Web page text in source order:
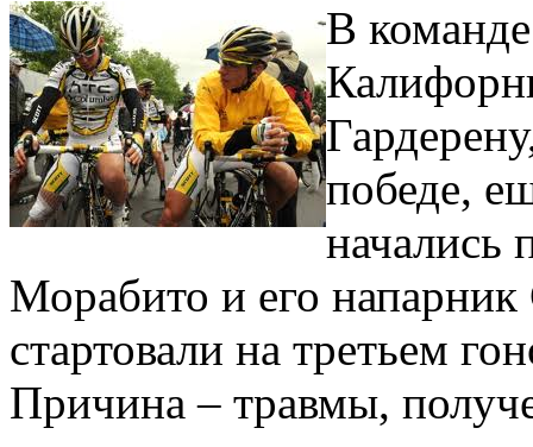
В
победе,
начались
Морабито и его
стартовали на третьем
Причина – травмы,